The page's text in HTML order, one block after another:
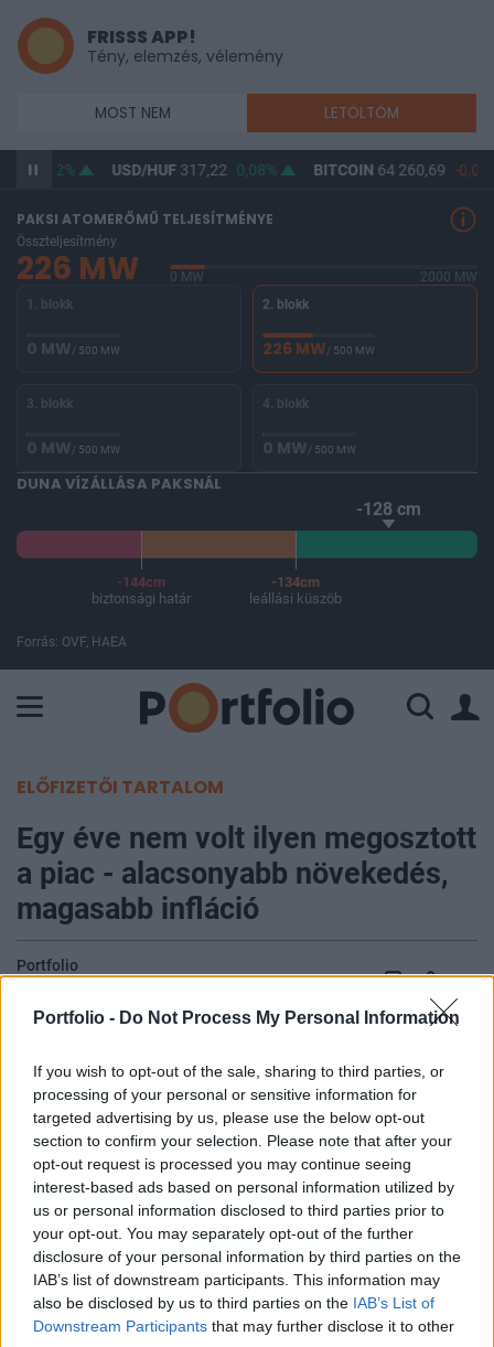
Portfolio - Do Not Process My Personal Information
If you wish to opt-out of the sale, sharing to third parties, or
processing of your personal or sensitive information for
targeted advertising by us, please use the below opt-out
section to confirm your selection. Please note that after your
opt-out request is processed you may continue seeing
interest-based ads based on personal information utilized by
us or personal information disclosed to third parties prior to
your opt-out. You may separately opt-out of the further
disclosure of your personal information by third parties on the
IAB’s list of downstream participants. This information may
also be disclosed by us to third parties on the IAB’s List of
Downstream Participants that may further disclose it to other
FRISSS APP!
Tény, elemzés, vélemény
MOST NEM LETÖLTÖM
0,02% USD/HUF317,22 0,08% BITCOIN64 260,69 -0,01%
PAKSI ATOMERŐMŰ TELJESÍTMÉNYE
Összteljesítmény
226 MW 0 MW
2000 MW
1. blokk
0 MW/ 500 MW
2. blokk
226 MW/ 500 MW
3. blokk
0 MW/ 500 MW
4. blokk
0 MW/ 500 MW
DUNA VÍZÁLLÁSA PAKSNÁL
-128 cm
-144cm
biztonsági határ
-134cm
leállási küszöb
Forrás: OVF, HAEA
ELŐFIZETŐI TARTALOM
Egy éve nem volt ilyen megosztott
a piac - alacsonyabb növekedés,
magasabb infláció
Portfolio
lezárulása óta nem voltak olyan megosztottak az
elemzők a következő magyar nemzeti banki
kamatdöntést illetően, mint most - derül ki a
Reuters októberi felméréséből. Ennek értelmében
ugyanakkora az esélye, hogy hétfőn ismét
kamatot csökkent a jegybank, mint annak, hogy
változatlanul marad az alapkamat. A portfolio.hu
tegnapi felmérésében mérsékelt többségben
voltak azok, akik a 7.50%-os kamatláb
változatlanul hagyására számítottak. A